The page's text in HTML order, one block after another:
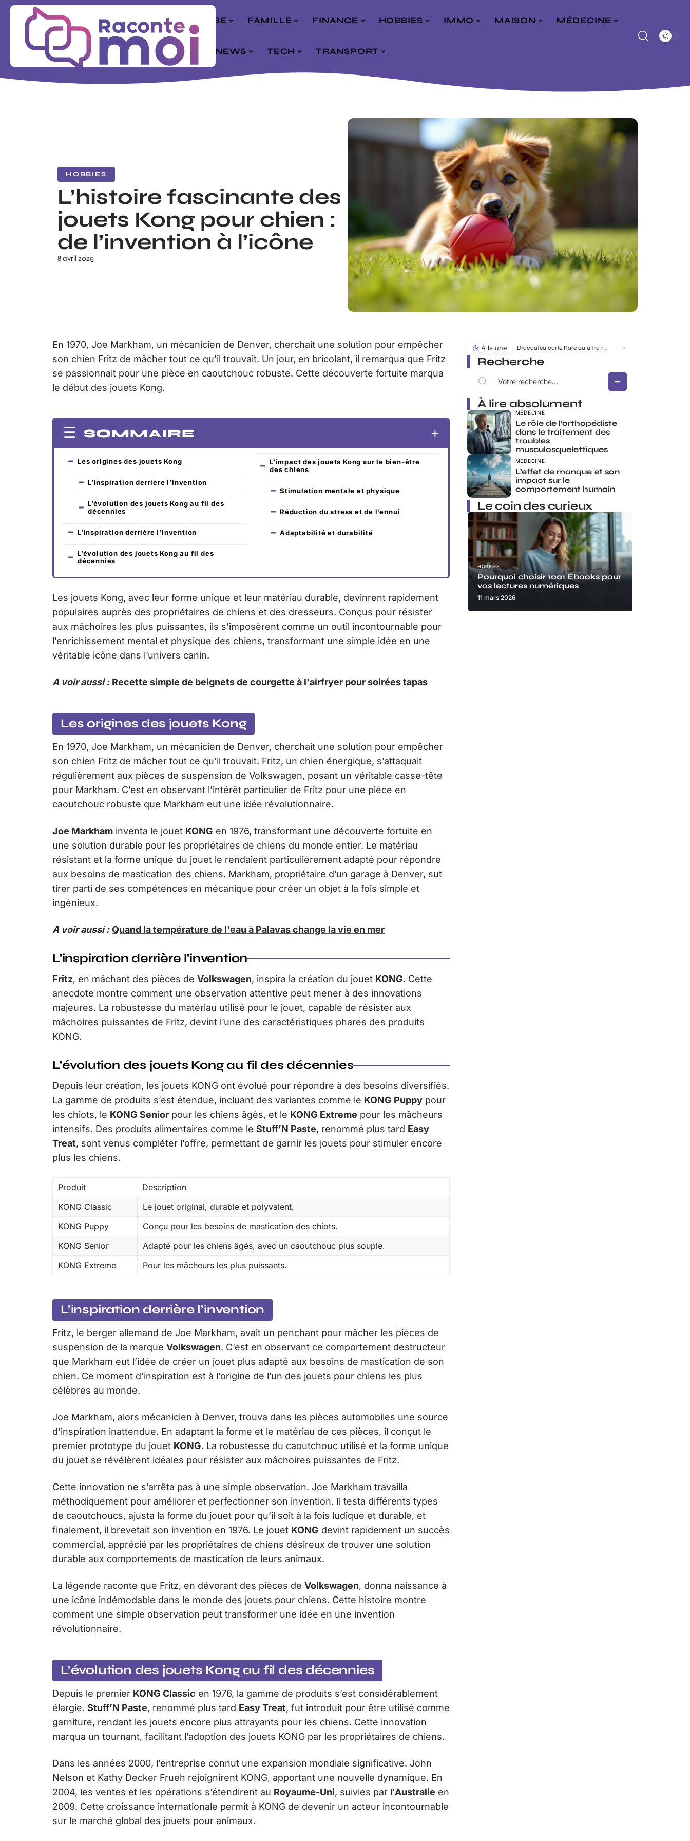
ENTREPRISE FAMILLE FINANCE HOBBIES IMMO MAISON MÉDECINE
MODE NEWS TECH TRANSPORT
HOBBIES
L’histoire fascinante des
jouets Kong pour chien :
de l’invention à l’icône
8 avril 2025
En 1970, Joe Markham, un mécanicien de Denver, cherchait une solution pour empêcher
son chien Fritz de mâcher tout ce qu’il trouvait. Un jour, en bricolant, il remarqua que Fritz
se passionnait pour une pièce en caoutchouc robuste. Cette découverte fortuite marqua
le début des jouets Kong.
SOMMAIRE
Les origines des jouets Kong
L’inspiration derrière l’invention
L’évolution des jouets Kong au fil des
décennies
L’inspiration derrière l’invention
L’évolution des jouets Kong au fil des
décennies
L’impact des jouets Kong sur le bien-être
des chiens
Stimulation mentale et physique
Réduction du stress et de l’ennui
Adaptabilité et durabilité
Les jouets Kong, avec leur forme unique et leur matériau durable, devinrent rapidement
populaires auprès des propriétaires de chiens et des dresseurs. Conçus pour résister
aux mâchoires les plus puissantes, ils s’imposèrent comme un outil incontournable pour
l’enrichissement mental et physique des chiens, transformant une simple idée en une
véritable icône dans l’univers canin.
A voir aussi : Recette simple de beignets de courgette à l'airfryer pour soirées tapas
Les origines des jouets Kong
En 1970, Joe Markham, un mécanicien de Denver, cherchait une solution pour empêcher
son chien Fritz de mâcher tout ce qu’il trouvait. Fritz, un chien énergique, s’attaquait
régulièrement aux pièces de suspension de Volkswagen, posant un véritable casse-tête
pour Markham. C’est en observant l’intérêt particulier de Fritz pour une pièce en
caoutchouc robuste que Markham eut une idée révolutionnaire.
Joe Markham inventa le jouet KONG en 1976, transformant une découverte fortuite en
une solution durable pour les propriétaires de chiens du monde entier. Le matériau
résistant et la forme unique du jouet le rendaient particulièrement adapté pour répondre
aux besoins de mastication des chiens. Markham, propriétaire d’un garage à Denver, sut
tirer parti de ses compétences en mécanique pour créer un objet à la fois simple et
ingénieux.
A voir aussi : Quand la température de l'eau à Palavas change la vie en mer
L’inspiration derrière l’invention
Fritz, en mâchant des pièces de Volkswagen, inspira la création du jouet KONG. Cette
anecdote montre comment une observation attentive peut mener à des innovations
majeures. La robustesse du matériau utilisé pour le jouet, capable de résister aux
mâchoires puissantes de Fritz, devint l’une des caractéristiques phares des produits
KONG.
L’évolution des jouets Kong au fil des décennies
Depuis leur création, les jouets KONG ont évolué pour répondre à des besoins diversifiés.
La gamme de produits s’est étendue, incluant des variantes comme le KONG Puppy pour
les chiots, le KONG Senior pour les chiens âgés, et le KONG Extreme pour les mâcheurs
intensifs. Des produits alimentaires comme le Stuff’N Paste, renommé plus tard Easy
Treat, sont venus compléter l’offre, permettant de garnir les jouets pour stimuler encore
plus les chiens.
Produit
Description
KONG Classic
Le jouet original, durable et polyvalent.
KONG Puppy
Conçu pour les besoins de mastication des chiots.
KONG Senior
Adapté pour les chiens âgés, avec un caoutchouc plus souple.
KONG Extreme
Pour les mâcheurs les plus puissants.
L’inspiration derrière l’invention
Fritz, le berger allemand de Joe Markham, avait un penchant pour mâcher les pièces de
suspension de la marque Volkswagen. C’est en observant ce comportement destructeur
que Markham eut l’idée de créer un jouet plus adapté aux besoins de mastication de son
chien. Ce moment d’inspiration est à l’origine de l’un des jouets pour chiens les plus
célèbres au monde.
Joe Markham, alors mécanicien à Denver, trouva dans les pièces automobiles une source
d’inspiration inattendue. En adaptant la forme et le matériau de ces pièces, il conçut le
premier prototype du jouet KONG. La robustesse du caoutchouc utilisé et la forme unique
du jouet se révélèrent idéales pour résister aux mâchoires puissantes de Fritz.
Cette innovation ne s’arrêta pas à une simple observation. Joe Markham travailla
méthodiquement pour améliorer et perfectionner son invention. Il testa différents types
de caoutchoucs, ajusta la forme du jouet pour qu’il soit à la fois ludique et durable, et
finalement, il brevetait son invention en 1976. Le jouet KONG devint rapidement un succès
commercial, apprécié par les propriétaires de chiens désireux de trouver une solution
durable aux comportements de mastication de leurs animaux.
La légende raconte que Fritz, en dévorant des pièces de Volkswagen, donna naissance à
une icône indémodable dans le monde des jouets pour chiens. Cette histoire montre
comment une simple observation peut transformer une idée en une invention
révolutionnaire.
L’évolution des jouets Kong au fil des décennies
Depuis le premier KONG Classic en 1976, la gamme de produits s’est considérablement
élargie. Stuff’N Paste, renommé plus tard Easy Treat, fut introduit pour être utilisé comme
garniture, rendant les jouets encore plus attrayants pour les chiens. Cette innovation
marqua un tournant, facilitant l’adoption des jouets KONG par les propriétaires de chiens.
Dans les années 2000, l’entreprise connut une expansion mondiale significative. John
Nelson et Kathy Decker Frueh rejoignirent KONG, apportant une nouvelle dynamique. En
2004, les ventes et les opérations s’étendirent au Royaume-Uni, suivies par l’Australie en
2009. Cette croissance internationale permit à KONG de devenir un acteur incontournable
sur le marché global des jouets pour animaux.
À la une Dracaufeu carte Rare ou ultra rare : quelles différences pour les collectionneurs ?
Recherche
À lire absolument
MÉDECINE
Le rôle de l’orthopédiste
dans le traitement des
troubles
musculosquelettiques
MÉDECINE
L’effet de manque et son
impact sur le
comportement humain
Le coin des curieux
HOBBIES
Pourquoi choisir 1001 Ebooks pour
vos lectures numériques
11 mars 2026